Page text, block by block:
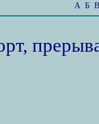
А Б В